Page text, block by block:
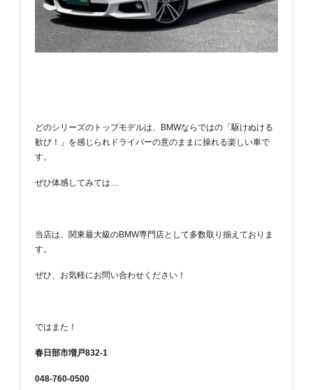
どのシリーズのトップモデルは、BMWならではの「駆けぬける
歓び！」を感じられドライバーの意のままに操れる楽しい車で
す。
ぜひ体感してみては…
当店は、関東最大級のBMW専門店として多数取り揃えておりま
す。
ぜひ、お気軽にお問い合わせください！
ではまた！
春日部市増戸832-1
048-760-0500